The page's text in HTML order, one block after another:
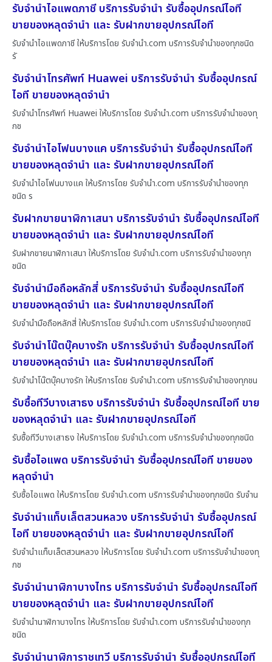
รับจำนำไอแพดภาชี บริการรับจำนำ รับซื้ออุปกรณ์ไอที
ขายของหลุดจำนำ และ รับฝากขายอุปกรณ์ไอที
รับจำนำไอแพดภาชี ให้บริการโดย รับจํานํา.com บริการรับจำนำของทุกชนิด
รั
รับจำนำโทรศัพท์ Huawei บริการรับจำนำ รับซื้ออุปกรณ์
ไอที ขายของหลุดจำนำ
รับจำนำโทรศัพท์ Huawei ให้บริการโดย รับจํานํา.com บริการรับจำนำของทุ
กช
รับจำนำไอโฟนบางแค บริการรับจำนำ รับซื้ออุปกรณ์ไอที
ขายของหลุดจำนำ และ รับฝากขายอุปกรณ์ไอที
รับจำนำไอโฟนบางแค ให้บริการโดย รับจํานํา.com บริการรับจำนำของทุก
ชนิด ร
รับฝากขายนาฬิกาเสนา บริการรับจำนำ รับซื้ออุปกรณ์ไอที
ขายของหลุดจำนำ และ รับฝากขายอุปกรณ์ไอที
รับฝากขายนาฬิกาเสนา ให้บริการโดย รับจํานํา.com บริการรับจำนำของทุก
ชนิด
รับจำนำมือถือหลักสี่ บริการรับจำนำ รับซื้ออุปกรณ์ไอที
ขายของหลุดจำนำ และ รับฝากขายอุปกรณ์ไอที
รับจำนำมือถือหลักสี่ ให้บริการโดย รับจํานํา.com บริการรับจำนำของทุกชนิ
รับจำนำโน๊ตบุ๊คบางรัก บริการรับจำนำ รับซื้ออุปกรณ์ไอที
ขายของหลุดจำนำ และ รับฝากขายอุปกรณ์ไอที
รับจำนำโน๊ตบุ๊คบางรัก ให้บริการโดย รับจํานํา.com บริการรับจำนำของทุกชน
รับซื้อทีวีบางเสาธง บริการรับจำนำ รับซื้ออุปกรณ์ไอที ขาย
ของหลุดจำนำ และ รับฝากขายอุปกรณ์ไอที
รับซื้อทีวีบางเสาธง ให้บริการโดย รับจํานํา.com บริการรับจำนำของทุกชนิด
รับซื้อไอแพด บริการรับจำนำ รับซื้ออุปกรณ์ไอที ขายของ
หลุดจำนำ
รับซื้อไอแพด ให้บริการโดย รับจํานํา.com บริการรับจำนำของทุกชนิด รับจำน
รับจำนำแท็บเล็ตสวนหลวง บริการรับจำนำ รับซื้ออุปกรณ์
ไอที ขายของหลุดจำนำ และ รับฝากขายอุปกรณ์ไอที
รับจำนำแท็บเล็ตสวนหลวง ให้บริการโดย รับจํานํา.com บริการรับจำนำของทุ
กช
รับจำนำนาฬิกาบางไทร บริการรับจำนำ รับซื้ออุปกรณ์ไอที
ขายของหลุดจำนำ และ รับฝากขายอุปกรณ์ไอที
รับจำนำนาฬิกาบางไทร ให้บริการโดย รับจํานํา.com บริการรับจำนำของทุก
ชนิด
รับจำนำนาฬิการาชเทวี บริการรับจำนำ รับซื้ออุปกรณ์ไอที